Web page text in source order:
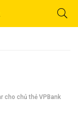
cho chủ thẻ VPBank